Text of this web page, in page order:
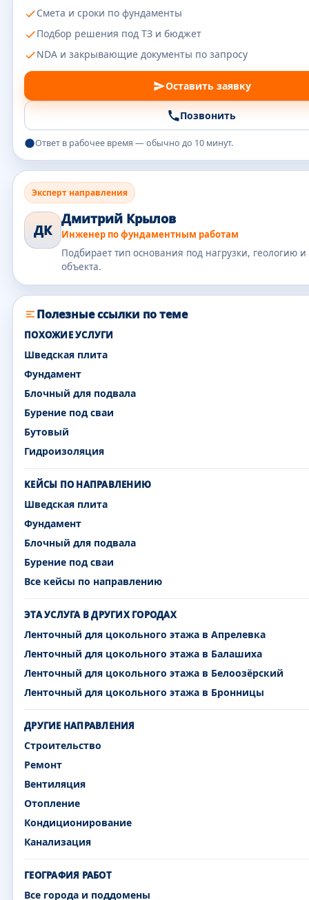
Смета и сроки по фундаменты
Подбор решения под ТЗ и бюджет
NDA и закрывающие документы по запросу
Оставить заявку
Позвонить
Ответ в рабочее время — обычно до 10 минут.
Эксперт направления
ДК
Дмитрий Крылов
Инженер по фундаментным работам
Подбирает тип основания под нагрузки, геологию
объекта.
Полезные ссылки по теме
ПОХОЖИЕ УСЛУГИ
Шведская плита
Фундамент
Блочный для подвала
Бурение под сваи
Бутовый
Гидроизоляция
КЕЙСЫ ПО НАПРАВЛЕНИЮ
Шведская плита
Фундамент
Блочный для подвала
Бурение под сваи
Все кейсы по направлению
ЭТА УСЛУГА В ДРУГИХ ГОРОДАХ
Ленточный для цокольного этажа в Апрелевка
Ленточный для цокольного этажа в Балашиха
Ленточный для цокольного этажа в Белоозёрский
Ленточный для цокольного этажа в Бронницы
ДРУГИЕ НАПРАВЛЕНИЯ
Строительство
Ремонт
Вентиляция
Отопление
Кондиционирование
Канализация
ГЕОГРАФИЯ РАБОТ
Все города и поддомены